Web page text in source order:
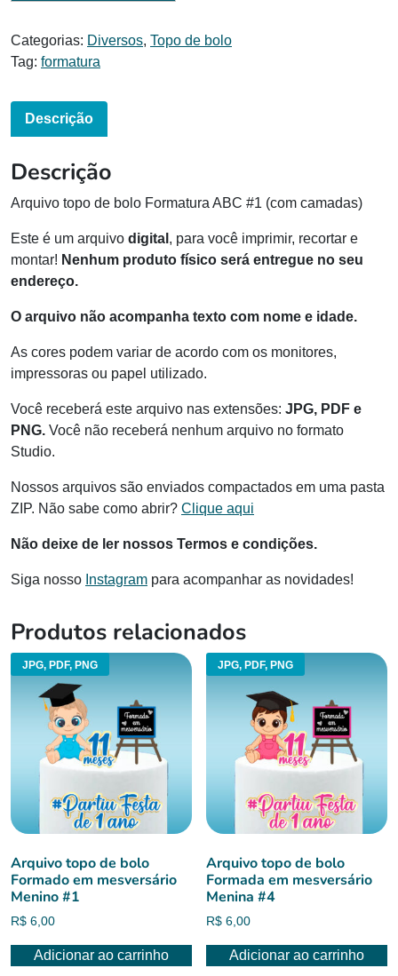
Categorias: Diversos, Topo de bolo
Tag: formatura
Descrição
Descrição
Arquivo topo de bolo Formatura ABC #1 (com camadas)
Este é um arquivo digital , para você imprimir, recortar e
montar! Nenhum produto físico será entregue no seu
endereço.
O arquivo não acompanha texto com nome e idade.
As cores podem variar de acordo com os monitores,
impressoras ou papel utilizado.
Você receberá este arquivo nas extensões: JPG, PDF e
PNG. Você não receberá nenhum arquivo no formato
Studio.
Nossos arquivos são enviados compactados em uma pasta
ZIP. Não sabe como abrir? Clique aqui
Não deixe de ler nossos Termos e condições.
Siga nosso Instagram para acompanhar as novidades!
Produtos relacionados
JPG, PDF, PNG
Arquivo topo de bolo
Formado em mesversário
Menino #1
R$ 6,00
Adicionar ao carrinho
JPG, PDF, PNG
Arquivo topo de bolo
Formada em mesversário
Menina #4
R$ 6,00
Adicionar ao carrinho